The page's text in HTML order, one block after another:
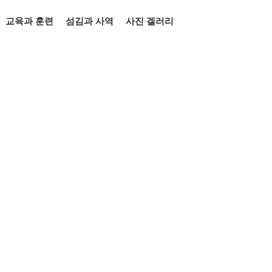
교육과 훈련 섬김과 사역 사진 겔러리